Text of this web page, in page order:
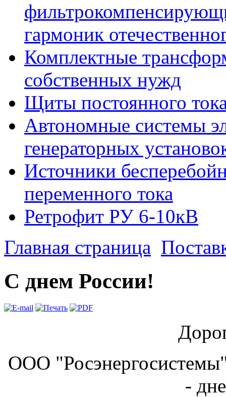
гармоник
Комплектные
собственных нужд
Щиты постоянного
Автономные системы
генераторных
Источники
переменного тока
Ретрофит РУ 6-10кВ
Главная страница
С днем России!
ООО "Росэнергосистемы"
-